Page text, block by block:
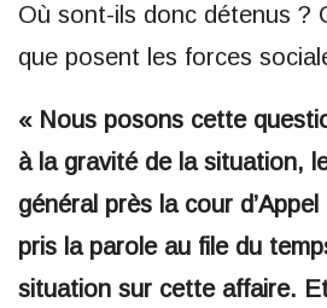
Où sont-ils donc détenus ?
que posent les forces
« Nous posons cette
à la gravité de la situation,
général près la cour
pris la parole au file du
situation sur cette affaire.